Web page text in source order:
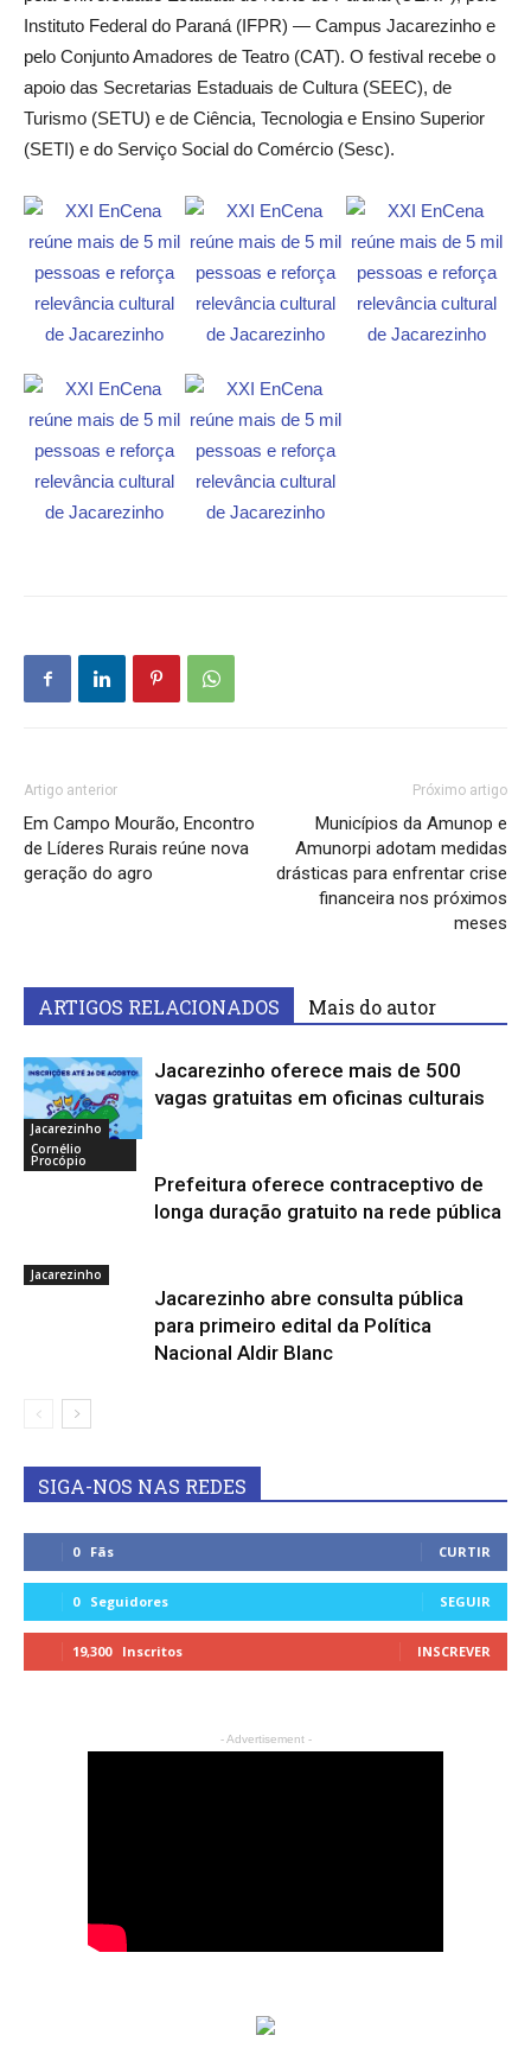
Instituto Federal do Paraná (IFPR) — Campus Jacarezinho e
pelo Conjunto Amadores de Teatro (CAT). O festival recebe o
apoio das Secretarias Estaduais de Cultura (SEEC), de
Turismo (SETU) e de Ciência, Tecnologia e Ensino Superior
(SETI) e do Serviço Social do Comércio (Sesc).
Artigo anterior
Em Campo Mourão, Encontro
de Líderes Rurais reúne nova
geração do agro
Próximo artigo
Municípios da Amunop e
Amunorpi adotam medidas
drásticas para enfrentar crise
financeira nos próximos
meses
ARTIGOS RELACIONADOS Mais do autor
Jacarezinho
Jacarezinho oferece mais de 500
vagas gratuitas em oficinas culturais
Cornélio
Procópio
Prefeitura oferece contraceptivo de
longa duração gratuito na rede pública
Jacarezinho
Jacarezinho abre consulta pública
para primeiro edital da Política
Nacional Aldir Blanc
SIGA-NOS NAS REDES
0 Fãs CURTIR
0 Seguidores SEGUIR
19,300 Inscritos INSCREVER
- Advertisement -